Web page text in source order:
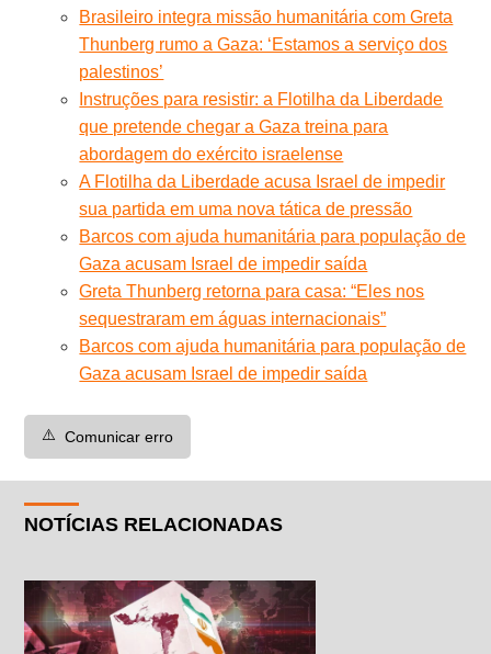
Brasileiro integra missão humanitária com Greta
Thunberg rumo a Gaza: ‘Estamos a serviço dos
palestinos’
Instruções para resistir: a Flotilha da Liberdade
que pretende chegar a Gaza treina para
abordagem do exército israelense
A Flotilha da Liberdade acusa Israel de impedir
sua partida em uma nova tática de pressão
Barcos com ajuda humanitária para população de
Gaza acusam Israel de impedir saída
Greta Thunberg retorna para casa: “Eles nos
sequestraram em águas internacionais”
Barcos com ajuda humanitária para população de
Gaza acusam Israel de impedir saída
⚠️ Comunicar erro
NOTÍCIAS RELACIONADAS